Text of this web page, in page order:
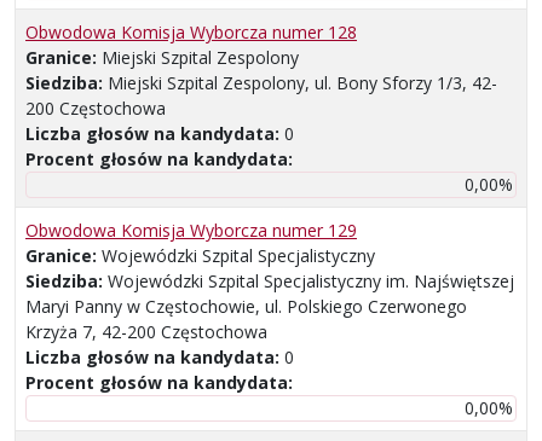
Obwodowa Komisja Wyborcza numer 128
Granice: Miejski Szpital Zespolony
Siedziba: Miejski Szpital Zespolony, ul. Bony Sforzy 1/3, 42-
200 Częstochowa
Liczba głosów na kandydata: 0
Procent głosów na kandydata:
0,00%
Obwodowa Komisja Wyborcza numer 129
Granice: Wojewódzki Szpital Specjalistyczny
Siedziba: Wojewódzki Szpital Specjalistyczny im. Najświętszej
Maryi Panny w Częstochowie, ul. Polskiego Czerwonego
Krzyża 7, 42-200 Częstochowa
Liczba głosów na kandydata: 0
Procent głosów na kandydata:
0,00%